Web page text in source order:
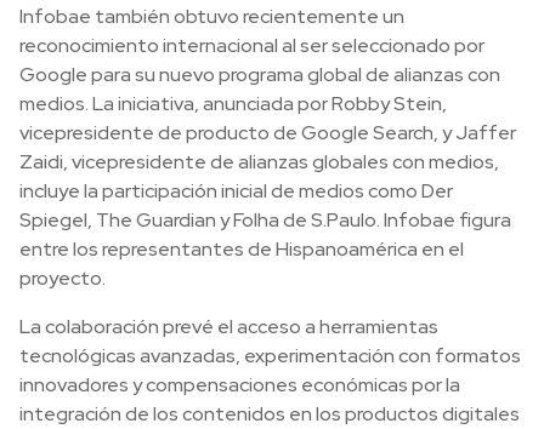
Infobae también obtuvo recientemente un
reconocimiento internacional al ser seleccionado por
Google para su nuevo programa global de alianzas con
medios. La iniciativa, anunciada por Robby Stein,
vicepresidente de producto de Google Search, y Jaffer
Zaidi, vicepresidente de alianzas globales con medios,
incluye la participación inicial de medios como Der
Spiegel, The Guardian y Folha de S.Paulo. Infobae figura
entre los representantes de Hispanoamérica en el
proyecto.
La colaboración prevé el acceso a herramientas
tecnológicas avanzadas, experimentación con formatos
innovadores y compensaciones económicas por la
integración de los contenidos en los productos digitales